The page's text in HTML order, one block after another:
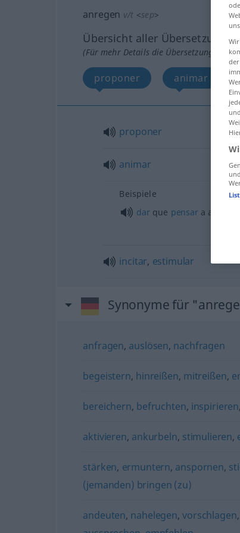
anregen v/t <sep>
Übersicht aller Übersetzungen
(Für mehr Details die Übersetzung
proponer animar
proponer
animar
Beispiele
dar que pensara alguien
incitar, estimular
Synonyme für
anfragen, auslösen, nachfragen
begeistern, hinreißen, mitreißen,
bereichern, befruchten, inspirieren,
aktivieren, ankurbeln, stimulieren,
stärken, ermuntern, anspornen,
(jemanden) bringen (zu)
andeuten, nahelegen,vorschlagen,